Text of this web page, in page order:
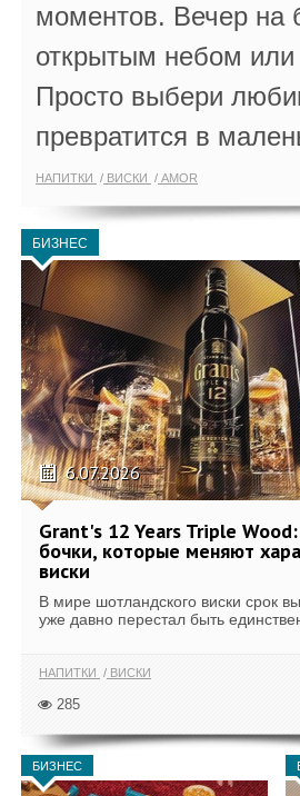
моментов. Вечер на
открытым небом
Просто выбери
превратится в
НАПИТКИ ВИСКИ AMOR
БИЗНЕС
6.07.2026
Grant's 12 Years Triple
бочки, которые меняют
виски
В мире шотландского виски срок
уже давно перестал быть
НАПИТКИ ВИСКИ
285
БИЗНЕС